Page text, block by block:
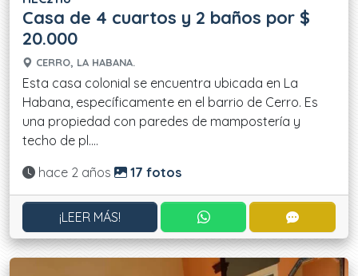
Casa de 4 cuartos y 2 baños por $
20.000
CERRO, LA HABANA.
Esta casa colonial se encuentra ubicada en La
Habana, específicamente en el barrio de Cerro. Es
una propiedad con paredes de mampostería y
techo de pl....
Actualizado:
hace 2 años 17 fotos
¡LEER MÁS! CONTACTAR POR